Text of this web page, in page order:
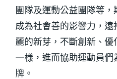
團隊及運動公益團隊等
成為社會善的影響力，
麗的新芽，不斷創新、
一樣，進而協助運動員
牌。